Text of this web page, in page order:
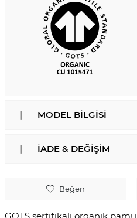
Beğen
MODEL BILGISI
İADE & DEĞIŞIM